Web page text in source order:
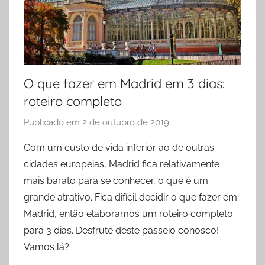
O que fazer em Madrid em 3 dias:
roteiro completo
Publicado em 2 de outubro de 2019
P
r
s
c
Com um custo de vida inferior ao de outras
cidades europeias, Madrid fica relativamente
mais barato para se conhecer, o que é um
grande atrativo. Fica difícil decidir o que fazer em
Madrid, então elaboramos um roteiro completo
para 3 dias. Desfrute deste passeio conosco!
Vamos lá?